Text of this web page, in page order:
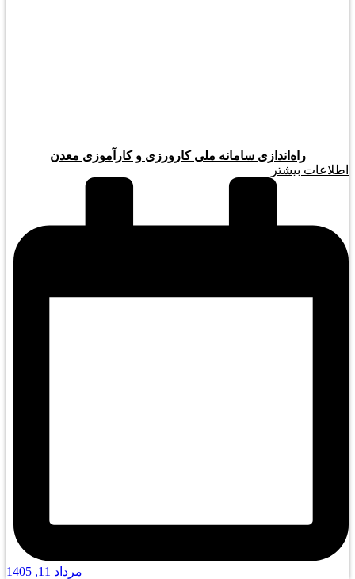
راه‌اندازی سامانه ملی کارورزی و کارآموزی معدن
اطلاعات بیشتر
مرداد 11, 1405